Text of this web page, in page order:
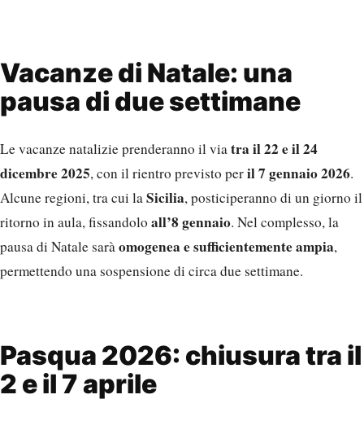
Vacanze di Natale: una
pausa di due settimane
Le vacanze natalizie prenderanno il viatra il 22 e il 24
dicembre 2025, con il rientro previsto peril 7 gennaio 2026.
Alcune regioni, tra cui laSicilia, posticiperanno di un giorno il
ritorno in aula, fissandolo all’8 gennaio. Nel complesso, la
pausa di Natale saràomogenea e sufficientemente ampia,
permettendo una sospensione di circa due settimane.
Pasqua 2026: chiusura tra il
2 e il 7 aprile